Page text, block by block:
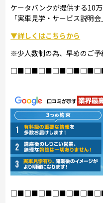
ケータバンクが提供する10
「実車見学・サービス説明
▼詳しくはこちらから
※少人数制の為、早めのご予